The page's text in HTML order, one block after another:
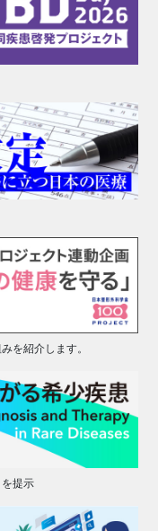
を紹介します。
提示